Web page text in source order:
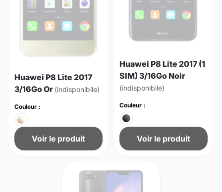
Huawei P8 Lite 2017
3/16Go Or (indisponibile)
Couleur :
Voir le produit
Huawei P8 Lite 2017 (1
SIM) 3/16Go Noir
(indisponibile)
Couleur :
Voir le produit